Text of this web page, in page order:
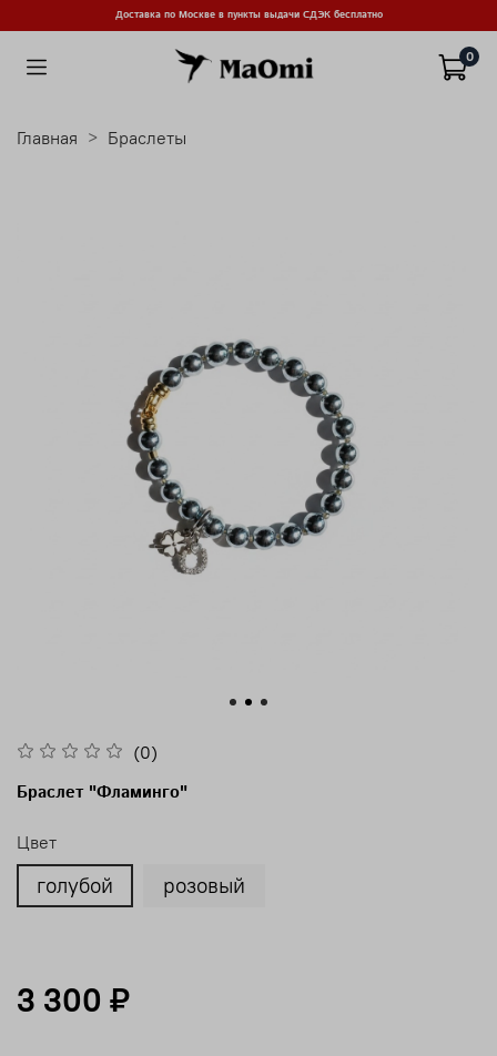
Доставка по Москве в пункты выдачи СДЭК бесплатно
0
Главная Браслеты
(0)
Браслет "Фламинго"
Цвет
голубой розовый
3 300 ₽